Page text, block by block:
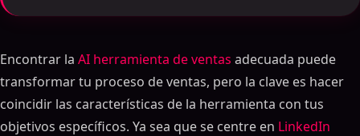
Encontrar la AI herramienta de ventas adecuada puede
transformar tu proceso de ventas, pero la clave es hacer
coincidir las características de la herramienta con tus
objetivos específicos. Ya sea que se centre en LinkedIn